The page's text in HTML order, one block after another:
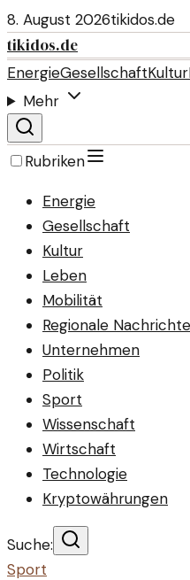
8. August 2026tikidos.de
tikidos.de
EnergieGesellschaftKultur
Mehr
Rubriken
Energie
Gesellschaft
Kultur
Leben
Mobilität
Regionale
Unternehmen
Politik
Sport
Wissenschaft
Wirtschaft
Technologie
Kryptowährungen
Suche:
Sport